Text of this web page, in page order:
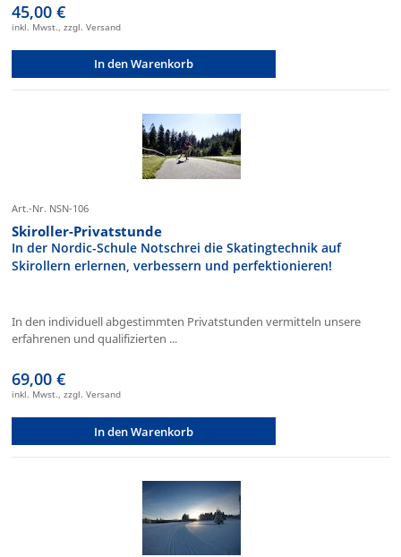
45,00 €
inkl. Mwst., zzgl. Versand
In den Warenkorb
Art.-Nr. NSN-106
Skiroller-Privatstunde
In der Nordic-Schule Notschrei die Skatingtechnik auf
Skirollern erlernen, verbessern und perfektionieren!
In den individuell abgestimmten Privatstunden vermitteln unsere
erfahrenen und qualifizierten ...
69,00 €
inkl. Mwst., zzgl. Versand
In den Warenkorb